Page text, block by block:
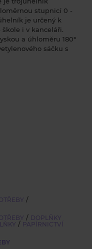
stupnicí 0 -
je určený k
i v kanceláři.
a úhloměru 180°
sáčku s
/
/ DOPLŇKY
/ PAPÍRNICTVÍ